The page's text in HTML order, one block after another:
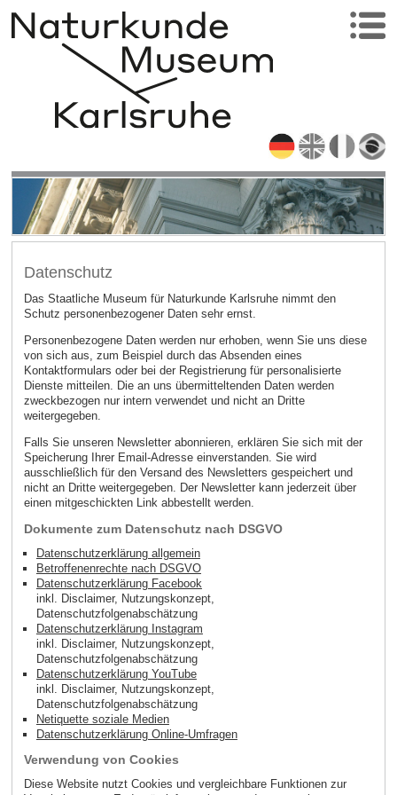
Datenschutz
Das Staatliche Museum für Naturkunde Karlsruhe nimmt den
Schutz personenbezogener Daten sehr ernst.
Personenbezogene Daten werden nur erhoben, wenn Sie uns diese
von sich aus, zum Beispiel durch das Absenden eines
Kontaktformulars oder bei der Registrierung für personalisierte
Dienste mitteilen. Die an uns übermitteltenden Daten werden
zweckbezogen nur intern verwendet und nicht an Dritte
weitergegeben.
Falls Sie unseren Newsletter abonnieren, erklären Sie sich mit der
Speicherung Ihrer Email-Adresse einverstanden. Sie wird
ausschließlich für den Versand des Newsletters gespeichert und
nicht an Dritte weitergegeben. Der Newsletter kann jederzeit über
einen mitgeschickten Link abbestellt werden.
Dokumente zum Datenschutz nach DSGVO
Datenschutzerklärung allgemein
Betroffenenrechte nach DSGVO
Datenschutzerklärung Facebook
inkl. Disclaimer, Nutzungskonzept,
Datenschutzfolgenabschätzung
Datenschutzerklärung Instagram
inkl. Disclaimer, Nutzungskonzept,
Datenschutzfolgenabschätzung
Datenschutzerklärung YouTube
inkl. Disclaimer, Nutzungskonzept,
Datenschutzfolgenabschätzung
Netiquette soziale Medien
Datenschutzerklärung Online-Umfragen
Verwendung von Cookies
Diese Website nutzt Cookies und vergleichbare Funktionen zur